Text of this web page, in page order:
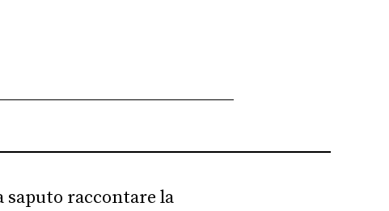
saputo raccontare la